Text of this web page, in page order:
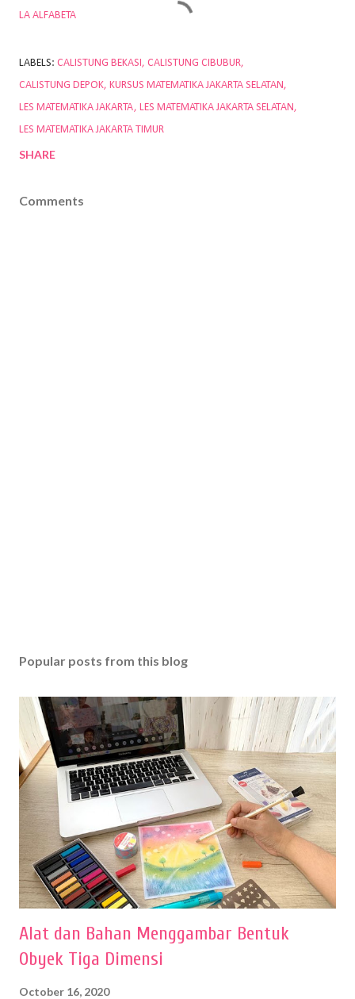
LA ALFABETA
LABELS: CALISTUNG BEKASI
CALISTUNG CIBUBUR
CALISTUNG DEPOK KURSUS MATEMATIKA JAKARTA SELATAN
LES MATEMATIKA JAKARTA
LES MATEMATIKA JAKARTA SELATAN
LES MATEMATIKA JAKARTA TIMUR
SHARE
Comments
Popular posts from this blog
Alat dan Bahan Menggambar Bentuk
Obyek Tiga Dimensi
October 16, 2020